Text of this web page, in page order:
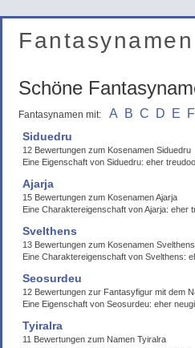
Fantasynamen
Schöne
Fantasynamen mit: A B C D E F
Siduedru
12 Bewertungen zum Kosenamen Siduedru
Eine Eigenschaft von Siduedru: eher
Ajarja
15 Bewertungen zum Kosenamen Ajarja
Eine Charaktereigenschaft von Ajarja: eher
Svelthens
13 Bewertungen zum Kosenamen Svelthens
Eine Charaktereigenschaft von Svelthens:
Seosurdeu
12 Bewertungen zur Fantasyfigur mit dem
Eine Eigenschaft von Seosurdeu: eher
Tyiralra
11 Bewertungen zum Namen Tyiralra